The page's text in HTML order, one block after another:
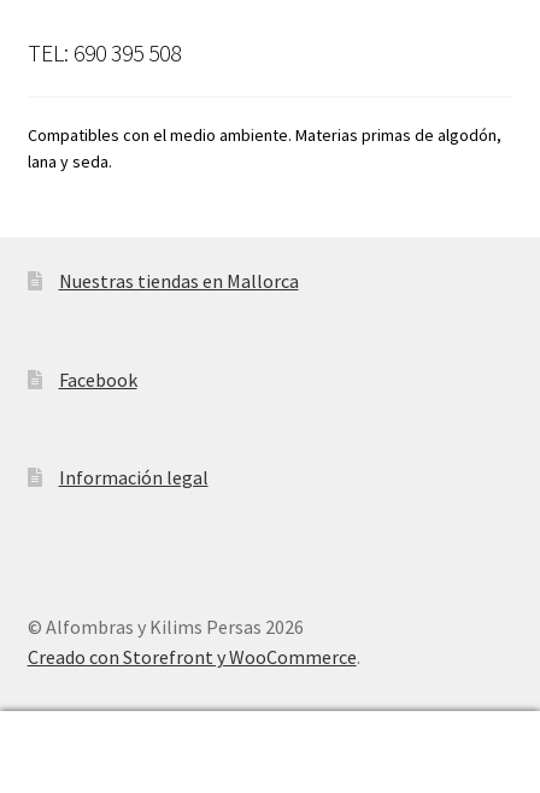
TEL: 690 395 508
Compatibles con el medio ambiente. Materias primas de algodón,
lana y seda.
Nuestras tiendas en Mallorca
Facebook
Información legal
© Alfombras y Kilims Persas 2026
Creado con Storefront y WooCommerce.